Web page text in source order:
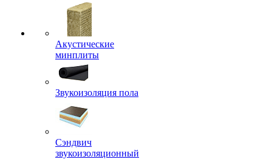
Акустические
минплиты
Звукоизоляция пола
Сэндвич
звукоизоляционный